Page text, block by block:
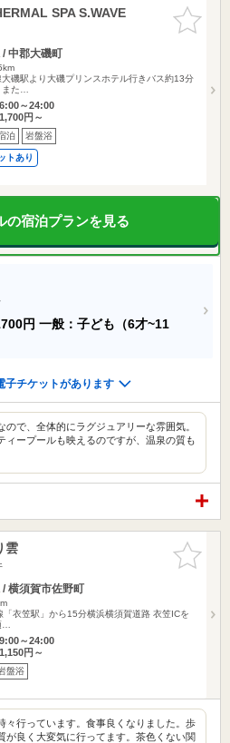
お気に入
りに追加
SPA S.WAVE
中郡大磯町
磯駅より大磯プリンスホテル行きバス約13分
た…
～24:00
円～
泊 岩盤浴
トあり
の宿泊プランを見る
円 一般：子ども（6才~11
子チケットがあります
ので、全体的にラグジュアリーな雰囲気。
ィープールも映えるのですが、温泉の質も
お気に入
りに追加
雲
横須賀市佐野町
「衣笠駅」から15分横浜横須賀道路 衣笠ICを
～24:00
円～
盤浴
々行っています。食事良くなりました。歩
が良く大変気に行ってます。茶色くない関